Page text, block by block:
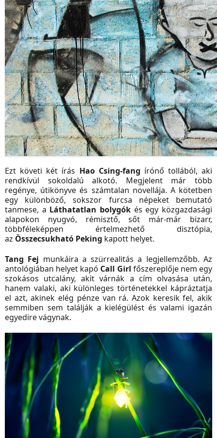
Ezt követi két írás Hao Csing-fang írónő tollából, aki
rendkívül sokoldalú alkotó. Megjelent már több
regénye, útikönyve és számtalan novellája. A kötetben
egy különböző, sokszor furcsa népeket bemutató
tanmese, a Láthatatlan bolygók és egy közgazdasági
alapokon nyugvó, rémisztő, sőt már-már bizarr,
többféleképpen értelmezhető disztópia,
az Összecsukható Peking kapott helyet.
Tang Fej munkáira a szürrealitás a legjellemzőbb. Az
antológiában helyet kapó Call Girl főszereplője nem egy
szokásos utcalány, akit várnák a cím olvasása után,
hanem valaki, aki különleges történetekkel kápráztatja
el azt, akinek elég pénze van rá. Azok keresik fel, akik
semmiben sem találják a kielégülést és valami igazán
egyedire vágynak.